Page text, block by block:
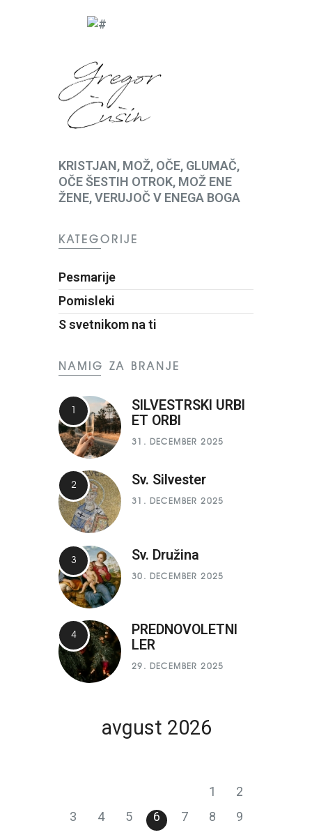
KRISTJAN, MOŽ, OČE, GLUMAČ,
OČE ŠESTIH OTROK, MOŽ ENE
ŽENE, VERUJOČ V ENEGA BOGA
KATEGORIJE
Pesmarije
Pomisleki
S svetnikom na ti
NAMIG ZA BRANJE
SILVESTRSKI URBI
ET ORBI
31. DECEMBER 2025
Sv. Silvester
31. DECEMBER 2025
Sv. Družina
30. DECEMBER 2025
PREDNOVOLETNI
LER
29. DECEMBER 2025
avgust 2026
1
2
3
4 5 6 7 8
9